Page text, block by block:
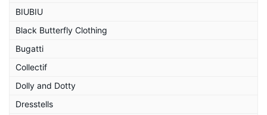
BIUBIU
Black Butterfly Clothing
Bugatti
Collectif
Dolly and Dotty
Dresstells